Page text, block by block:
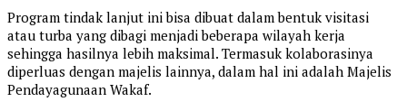
Program tindak lanjut ini bisa dibuat dalam bentuk visitasi
atau turba yang dibagi menjadi beberapa wilayah kerja
sehingga hasilnya lebih maksimal. Termasuk kolaborasinya
diperluas dengan majelis lainnya, dalam hal ini adalah Majelis
Pendayagunaan Wakaf.